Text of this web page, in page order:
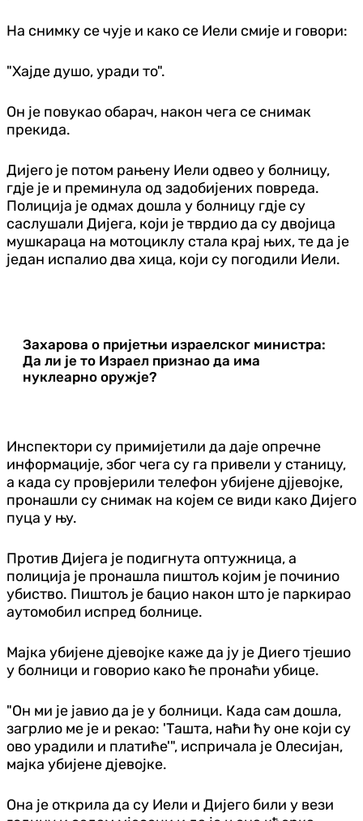
На снимку се чује и како се Иели смије и говори:
"Хајде душо, уради то".
Он је повукао обарач, након чега се снимак
прекида.
Дијего је потом рањену Иели одвео у болницу,
гдје је и преминула од задобијених повреда.
Полиција је одмах дошла у болницу гдје су
саслушали Дијега, који је тврдио да су двојица
мушкараца на мотоциклу стала крај њих, те да је
један испалио два хица, који су погодили Иели.
Захарова о пријетњи израелског министра:
Да ли је то Израел признао да има
нуклеарно оружје?
Инспектори су примијетили да даје опречне
информације, због чега су га привели у станицу,
а када су провјерили телефон убијене дјјевојке,
пронашли су снимак на којем се види како Дијего
пуца у њу.
Против Дијега је подигнута оптужница, а
полиција је пронашла пиштољ којим је починио
убиство. Пиштољ је бацио након што је паркирао
аутомобил испред болнице.
Мајка убијене дјевојке каже да ју је Диего тјешио
у болници и говорио како ће пронаћи убице.
"Он ми је јавио да је у болници. Када сам дошла,
загрлио ме је и рекао: 'Ташта, наћи ћу оне који су
ово урадили и платиће'", испричала је Олесијан,
мајка убијене дјевојке.
Она је открила да су Иели и Дијего били у вези